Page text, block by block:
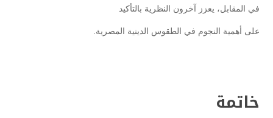
في المقابل، يعزز آخرون النظرية بالتأكيد
على أهمية النجوم في الطقوس الدينية المصرية.
خاتمة